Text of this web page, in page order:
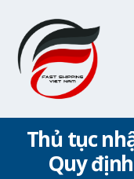
Thủ tục
Quy